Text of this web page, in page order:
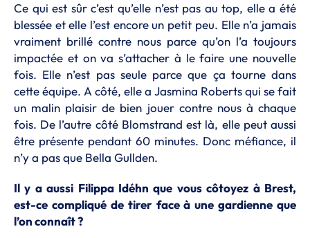
Ce qui est sûr c’est qu’elle n’est pas au top, elle a été
blessée et elle l’est encore un petit peu. Elle n’a jamais
vraiment brillé contre nous parce qu’on l’a toujours
impactée et on va s’attacher à le faire une nouvelle
fois. Elle n’est pas seule parce que ça tourne dans
cette équipe. A côté, elle a Jasmina Roberts qui se fait
un malin plaisir de bien jouer contre nous à chaque
fois. De l’autre côté Blomstrand est là, elle peut aussi
être présente pendant 60 minutes. Donc méfiance, il
n’y a pas que Bella Gullden.
Il y a aussi Filippa Idéhn que vous côtoyez à Brest,
est-ce compliqué de tirer face à une gardienne que
l’on connaît ?